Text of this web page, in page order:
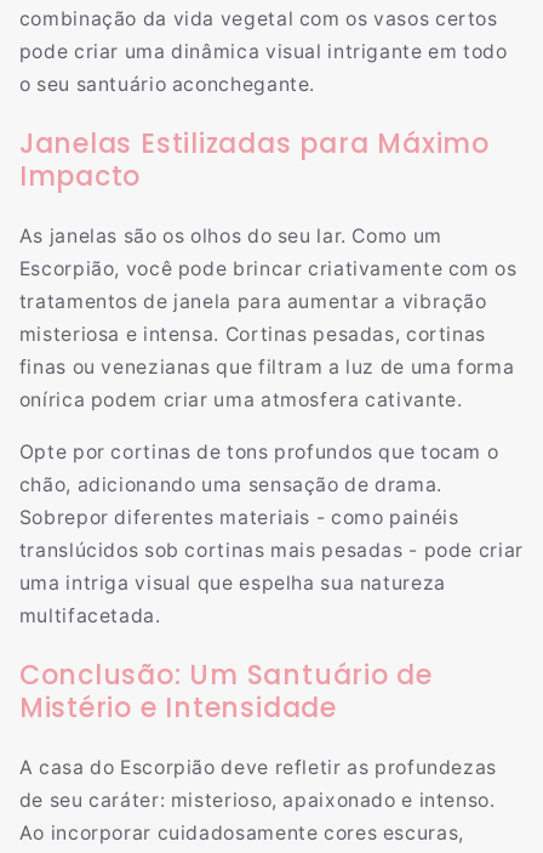
combinação da vida vegetal com os vasos certos
pode criar uma dinâmica visual intrigante em todo
o seu santuário aconchegante.
Janelas Estilizadas para Máximo
Impacto
As janelas são os olhos do seu lar. Como um
Escorpião, você pode brincar criativamente com os
tratamentos de janela para aumentar a vibração
misteriosa e intensa. Cortinas pesadas, cortinas
finas ou venezianas que filtram a luz de uma forma
onírica podem criar uma atmosfera cativante.
Opte por cortinas de tons profundos que tocam o
chão, adicionando uma sensação de drama.
Sobrepor diferentes materiais - como painéis
translúcidos sob cortinas mais pesadas - pode criar
uma intriga visual que espelha sua natureza
multifacetada.
Conclusão: Um Santuário de
Mistério e Intensidade
A casa do Escorpião deve refletir as profundezas
de seu caráter: misterioso, apaixonado e intenso.
Ao incorporar cuidadosamente cores escuras,